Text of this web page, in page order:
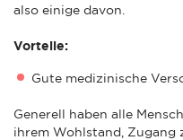
also einige davon.
Vorteile:
Gute medizinische
Generell haben alle
ihrem Wohlstand, Zugang